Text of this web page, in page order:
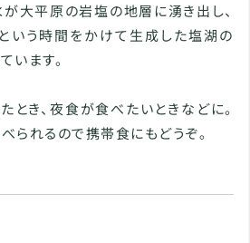
大平原の岩塩の地層に湧き出し、
いう時間をかけて生成した塩湖の
います。
とき、夜食が食べたいときなどに。
られるので携帯食にもどうぞ。